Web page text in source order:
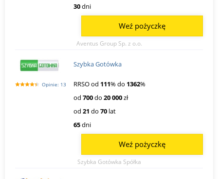
30dni
Aventus Group Sp. z o.o.
Weź pożyczkę
Opinie: 13
Szybka Gotówka
RRSO od 111% do 1362%
od 700do 20 000zł
od 21 do 70 lat
65dni
Szybka Gotówka Spółka
Weź pożyczkę